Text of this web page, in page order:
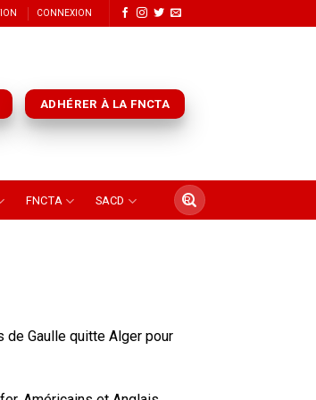
CONNEXION
ADHÉRER À LA FNCTA
FNCTA SACD
de Gaulle quitte Alger pour